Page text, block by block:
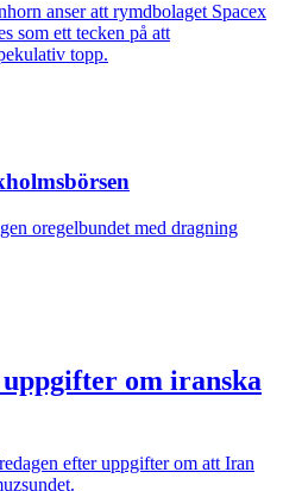
anser att rymdbolaget Spacex
som ett tecken på att
topp.
oregelbundet med dragning
om iranska
efter uppgifter om att Iran